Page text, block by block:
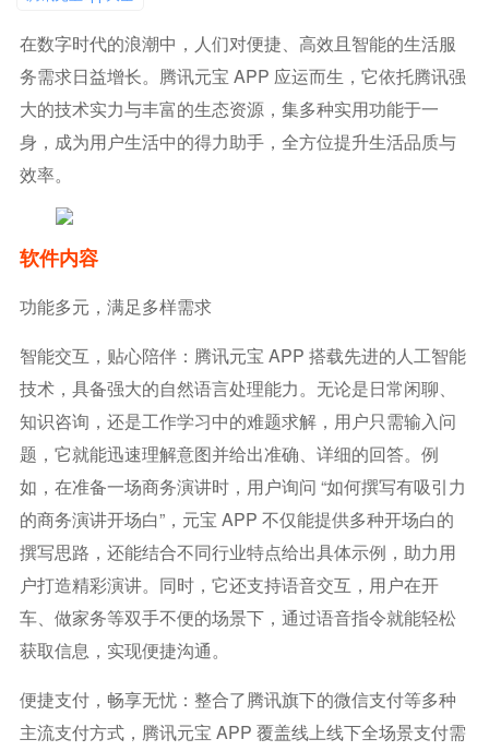
在数字时代的浪潮中，人们对便捷、高效且智能的生活服
务需求日益增长。腾讯元宝 APP 应运而生，它依托腾讯强
大的技术实力与丰富的生态资源，集多种实用功能于一
身，成为用户生活中的得力助手，全方位提升生活品质与
效率。
软件内容
功能多元，满足多样需求
智能交互，贴心陪伴：腾讯元宝 APP 搭载先进的人工智能
技术，具备强大的自然语言处理能力。无论是日常闲聊、
知识咨询，还是工作学习中的难题求解，用户只需输入问
题，它就能迅速理解意图并给出准确、详细的回答。例
如，在准备一场商务演讲时，用户询问 “如何撰写有吸引力
的商务演讲开场白”，元宝 APP 不仅能提供多种开场白的
撰写思路，还能结合不同行业特点给出具体示例，助力用
户打造精彩演讲。同时，它还支持语音交互，用户在开
车、做家务等双手不便的场景下，通过语音指令就能轻松
获取信息，实现便捷沟通。
便捷支付，畅享无忧：整合了腾讯旗下的微信支付等多种
主流支付方式，腾讯元宝 APP 覆盖线上线下全场景支付需